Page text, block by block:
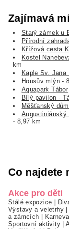
Zajímavá
Starý zámek u
Přírodní
Křížová cesta
Kostel
km
Kaple Sv. Jana
Housův mlýn -
Aquapark Tábor
Bílý pavilon -
Měšťanský
Augustiniánský
- 8,97 km
Co najdete
Akce pro děti
Stálé expozice
Výstavy a veletrhy
a zámcích
Sportovní aktivity|